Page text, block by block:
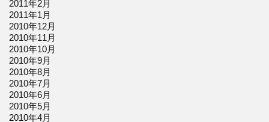
2011年2月
2011年1月
2010年12月
2010年11月
2010年10月
2010年9月
2010年8月
2010年7月
2010年6月
2010年5月
2010年4月